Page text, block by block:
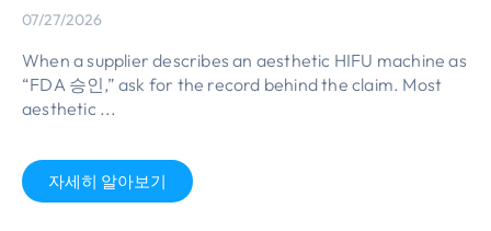
07/27/2026
When a supplier describes an aesthetic HIFU machine as
“FDA 승인,” ask for the record behind the claim. Most
aesthetic ...
자세히 알아보기